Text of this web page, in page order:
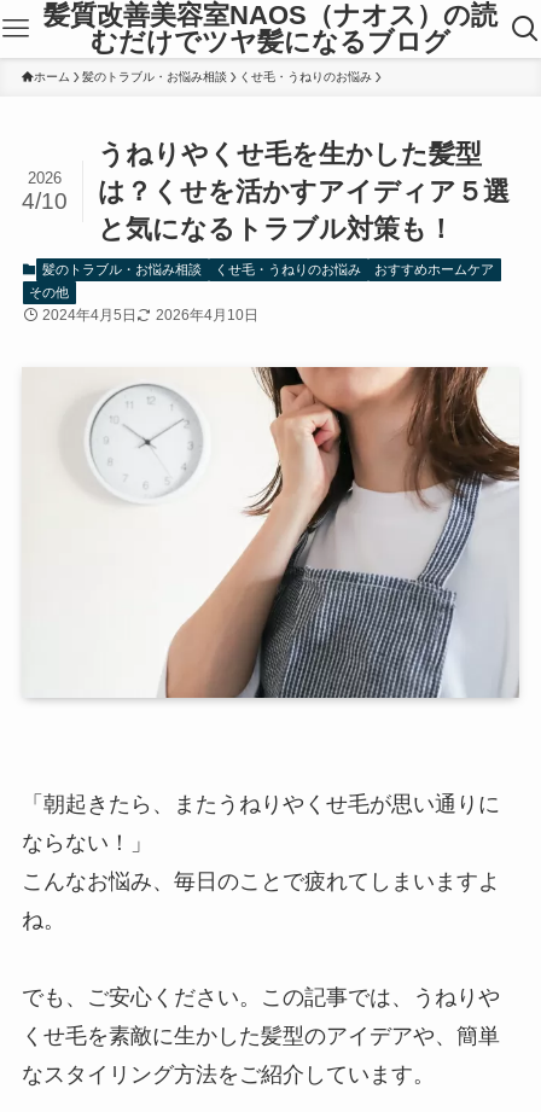
髪質改善美容室NAOS（ナオス）の読
むだけでツヤ髪になるブログ
ホーム 髪のトラブル・お悩み相談 くせ毛・うねりのお悩み
うねりやくせ毛を生かした髪型
は？くせを活かすアイディア５選
と気になるトラブル対策も！
2026
4/10
髪のトラブル・お悩み相談 くせ毛・うねりのお悩み
おすすめホームケア
その他
2024年4月5日 2026年4月10日
「朝起きたら、またうねりやくせ毛が思い通りに
ならない！」
こんなお悩み、毎日のことで疲れてしまいますよ
ね。
でも、ご安心ください。この記事では、うねりや
くせ毛を素敵に生かした髪型のアイデアや、簡単
なスタイリング方法をご紹介しています。